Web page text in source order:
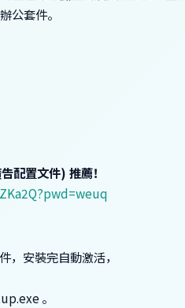
公套件。
配置文件) 推薦！
安裝完自動激活，
。